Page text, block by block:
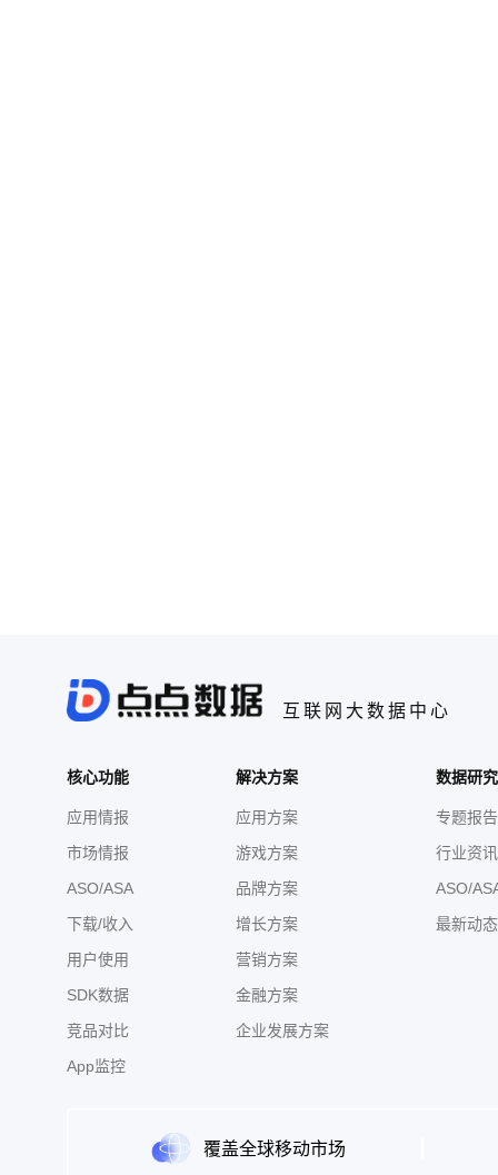
互联网大数据中心
核心功能
应用情报
市场情报
ASO/ASA
下载/收入
用户使用
SDK数据
竞品对比
App监控
解决方案
应用方案
游戏方案
品牌方案
增长方案
营销方案
金融方案
企业发展方案
数据研
专题报告
行业资讯
ASO/
最新动态
覆盖全球移动市场